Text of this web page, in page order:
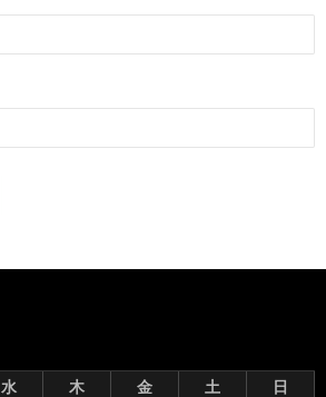
水 木 金 土
日